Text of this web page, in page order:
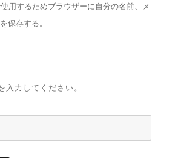
用するためブラウザーに自分の名前、メ
保存する。
入力してください。